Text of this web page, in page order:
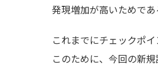
発現増加が高いためであ
これまでにチェックポ
このために、今回の新